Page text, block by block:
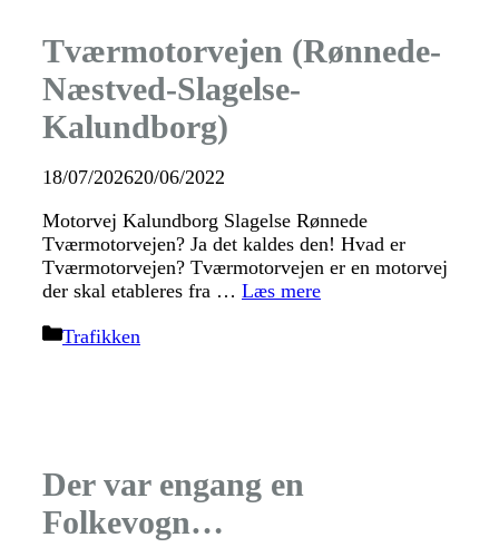
Tværmotorvejen (Rønnede-
Næstved-Slagelse-
Kalundborg)
18/07/202620/06/2022
Motorvej Kalundborg Slagelse Rønnede
Tværmotorvejen? Ja det kaldes den! Hvad er
Tværmotorvejen? Tværmotorvejen er en motorvej
der skal etableres fra … Læs mere
Kategorier
Trafikken
Der var engang en
Folkevogn…